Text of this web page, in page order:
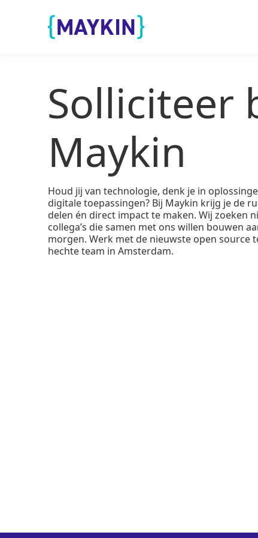
Solliciteer
Maykin
Houd jij van technologie, denk je in
digitale toepassingen? Bij Maykin krijg je de
delen én direct impact te maken. Wij zoeken
collega’s die samen met ons willen bouwen
morgen. Werk met de nieuwste open source
hechte team in Amsterdam.